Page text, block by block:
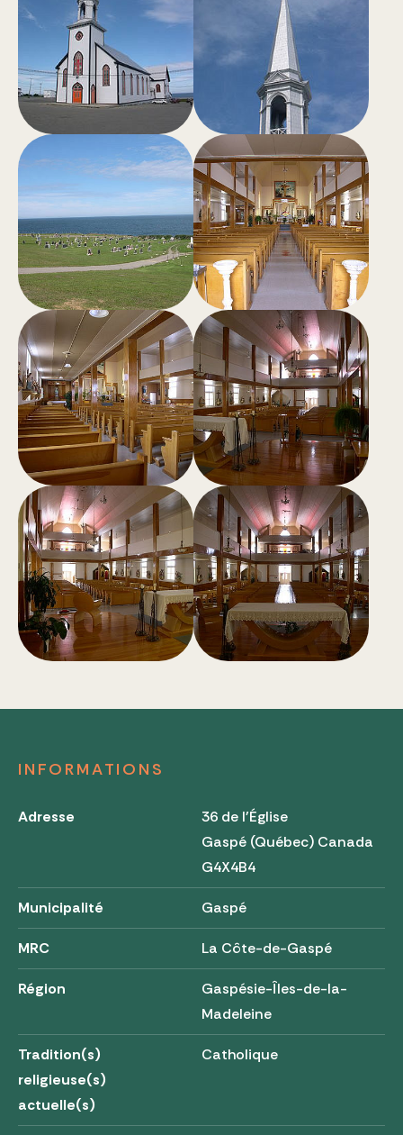
INFORMATIONS
Adresse
36 de l'Église
Gaspé (Québec) Canada
G4X4B4
Municipalité Gaspé
MRC La Côte-de-Gaspé
Région
Gaspésie-Îles-de-la-
Madeleine
Tradition(s)
religieuse(s)
actuelle(s)
Catholique